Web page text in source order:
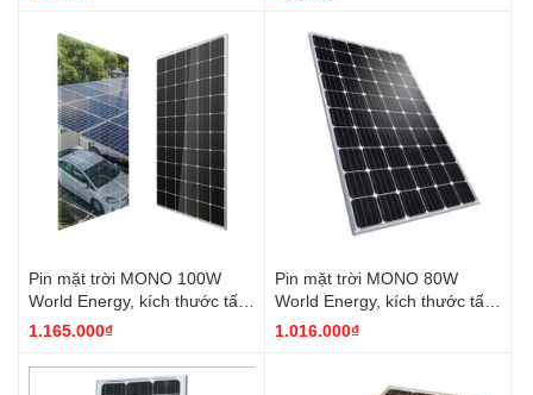
Pin mặt trời MONO 100W
World Energy, kích thước tấm
pin 120*54*30
1.165.000₫
Pin mặt trời MONO 80W
World Energy, kích thước tấm
pin 870*670*30
1.016.000₫